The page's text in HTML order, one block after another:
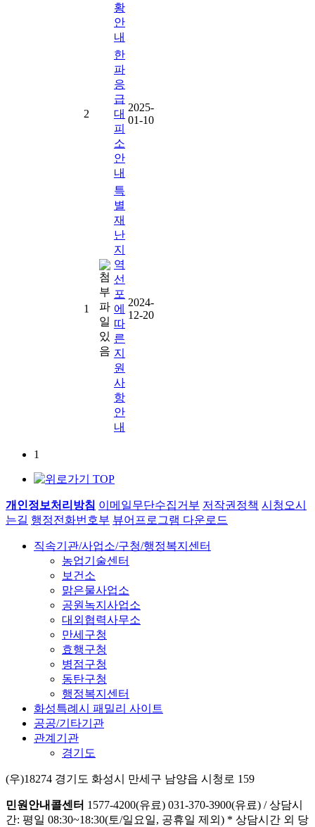
황
안
내
2
한
파
응
급
대
피
소
안
내
2025-
01-10
1
특
별
재
난
지
역
선
포
에
따
른
지
원
사
항
안
내
2024-
12-20
1
개인정보처리방침 이메일무단수집거부 저작권정책 시청오시
는길 행정전화번호부 뷰어프로그램 다운로드
직속기관/사업소/구청/행정복지센터
농업기술센터
보건소
맑은물사업소
공원녹지사업소
대외협력사무소
만세구청
효행구청
병점구청
동탄구청
행정복지센터
화성특례시 패밀리 사이트
공공/기타기관
관계기관
경기도
(우)18274 경기도 화성시 만세구 남양읍 시청로 159
민원안내콜센터 1577-4200(유료) 031-370-3900(유료) /상담시
간: 평일 08:30~18:30(토/일요일, 공휴일 제외) * 상담시간 외 당